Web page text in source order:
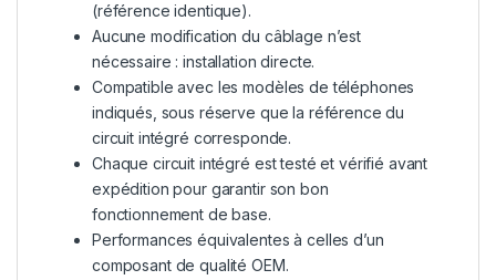
(référence identique).
Aucune modification du câblage n’est
nécessaire : installation directe.
Compatible avec les modèles de téléphones
indiqués, sous réserve que la référence du
circuit intégré corresponde.
Chaque circuit intégré est testé et vérifié avant
expédition pour garantir son bon
fonctionnement de base.
Performances équivalentes à celles d’un
composant de qualité OEM.